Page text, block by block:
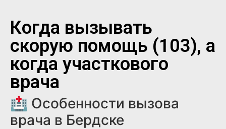
Когда вызывать
скорую помощь (103), а
когда участкового
врача
🏥 Особенности вызова
врача в Бердске